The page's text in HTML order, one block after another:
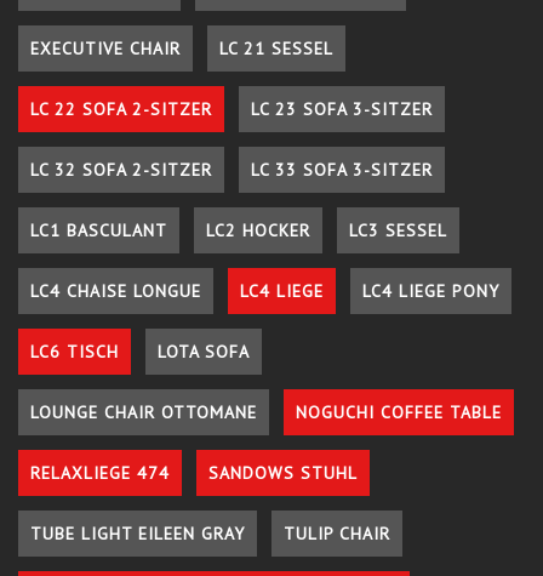
EXECUTIVE CHAIR LC 21 SESSEL
LC 22 SOFA 2-SITZER LC 23 SOFA 3-SITZER
LC 32 SOFA 2-SITZER LC 33 SOFA 3-SITZER
LC1 BASCULANT LC2 HOCKER LC3 SESSEL
LC4 CHAISE LONGUE LC4 LIEGE LC4 LIEGE PONY
LC6 TISCH LOTA SOFA
LOUNGE CHAIR OTTOMANE NOGUCHI COFFEE TABLE
RELAXLIEGE 474 SANDOWS STUHL
TUBE LIGHT EILEEN GRAY TULIP CHAIR